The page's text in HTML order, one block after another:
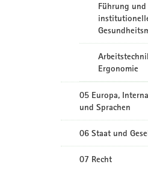
Führung und
Ergonomie
05 Europa,
und Sprachen
06 Staat und
07 Recht